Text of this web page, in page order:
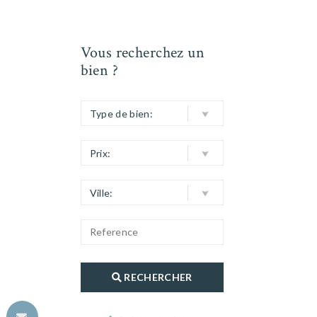
Vous recherchez un
bien ?
Type de bien:
Prix:
Ville:
RECHERCHER